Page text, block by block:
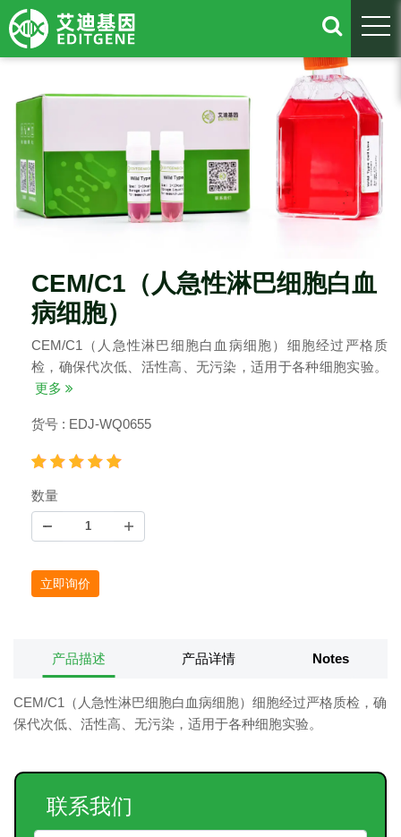
CEM/C1（人急性淋巴细胞白血
病细胞）
CEM/C1（人急性淋巴细胞白血病细胞）细胞经过严格质
检，确保代次低、活性高、无污染，适用于各种细胞实验。
更多
货号 : EDJ-WQ0655
数量
立即询价
产品描述 产品详情 Notes
CEM/C1（人急性淋巴细胞白血病细胞）细胞经过严格质检，确
保代次低、活性高、无污染，适用于各种细胞实验。
联系我们